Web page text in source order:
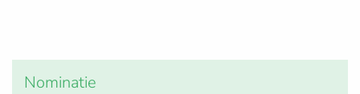
Nominatie